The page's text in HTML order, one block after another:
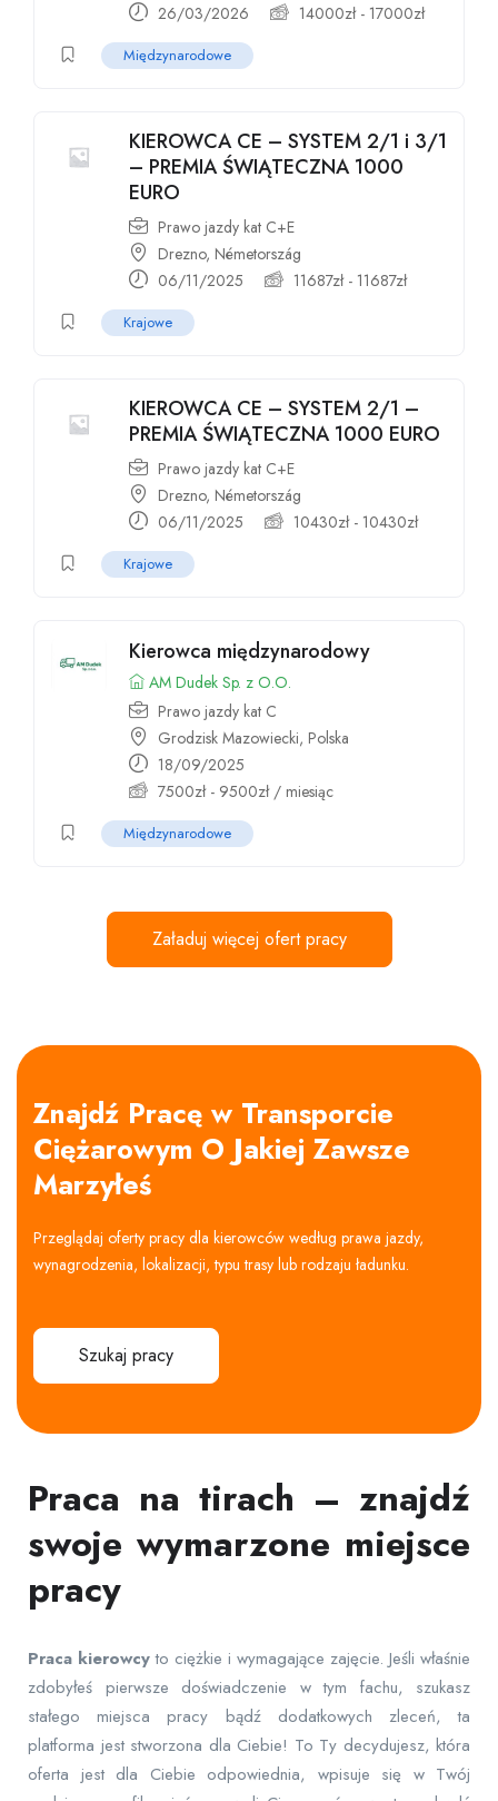
26/03/2026
14000zł- 17000zł
Międzynarodowe
KIEROWCA CE – SYSTEM 2/1 i 3/1
– PREMIA ŚWIĄTECZNA 1000
EURO
Prawo jazdy kat C+E
Drezno, Németország
06/11/2025
11687zł- 11687zł
Krajowe
KIEROWCA CE – SYSTEM 2/1 –
PREMIA ŚWIĄTECZNA 1000 EURO
Prawo jazdy kat C+E
Drezno, Németország
06/11/2025
10430zł- 10430zł
Krajowe
Kierowca międzynarodowy
AM Dudek Sp. z O.O.
Prawo jazdy kat C
Grodzisk Mazowiecki, Polska
18/09/2025
7500zł- 9500zł/ miesiąc
Międzynarodowe
Załaduj więcej ofert pracy
Znajdź Pracę w Transporcie
Ciężarowym O Jakiej Zawsze
Marzyłeś
Przeglądaj oferty pracy dla kierowców według prawa jazdy,
wynagrodzenia, lokalizacji, typu trasy lub rodzaju ładunku.
Szukaj pracy
Praca na tirach – znajdź
swoje wymarzone miejsce
pracy
Praca kierowcyto ciężkie i wymagające zajęcie. Jeśli właśnie
zdobyłeś pierwsze doświadczenie w tym fachu, szukasz
stałego miejsca pracy bądź dodatkowych zleceń, ta
platforma jest stworzona dla Ciebie! To Ty decydujesz, która
oferta jest dla Ciebie odpowiednia, wpisuje się w Twój